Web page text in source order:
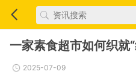
一家素食超市如何织就
2025-07-09